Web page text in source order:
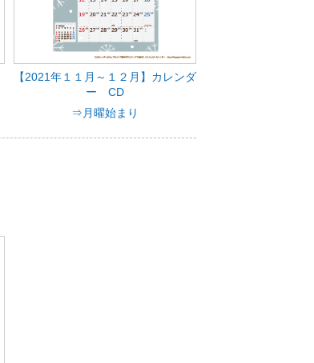
【2021年１１月～１２月】カレンダ
ー CD
⇒月曜始まり